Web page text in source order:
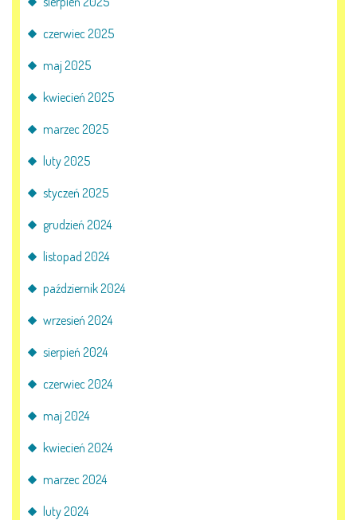
czerwiec 2025
maj 2025
kwiecień 2025
marzec 2025
luty 2025
styczeń 2025
grudzień 2024
listopad 2024
październik 2024
wrzesień 2024
sierpień 2024
czerwiec 2024
maj 2024
kwiecień 2024
marzec 2024
luty 2024